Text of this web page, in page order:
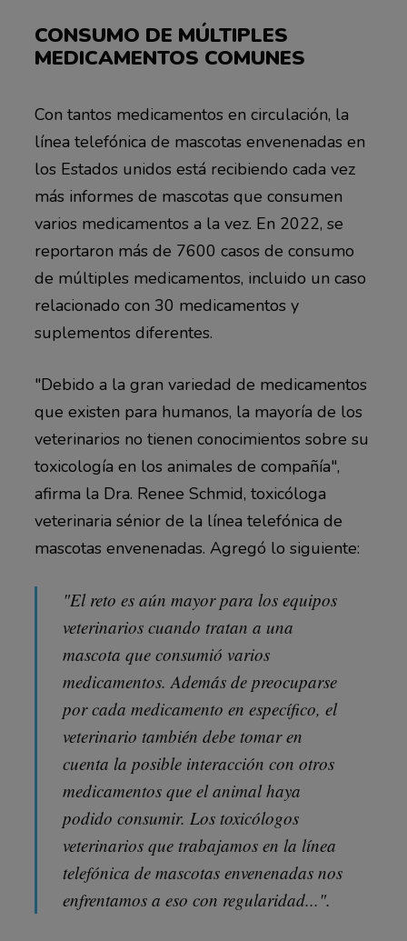
CONSUMO DE MÚLTIPLES
MEDICAMENTOS COMUNES
Con tantos medicamentos en circulación, la
línea telefónica de mascotas envenenadas en
los Estados unidos está recibiendo cada vez
más informes de mascotas que consumen
varios medicamentos a la vez. En 2022, se
reportaron más de 7600 casos de consumo
de múltiples medicamentos, incluido un caso
relacionado con 30 medicamentos y
suplementos diferentes.
"Debido a la gran variedad de medicamentos
que existen para humanos, la mayoría de los
veterinarios no tienen conocimientos sobre su
toxicología en los animales de compañía",
afirma la Dra. Renee Schmid, toxicóloga
veterinaria sénior de la línea telefónica de
mascotas envenenadas. Agregó lo siguiente:
"El reto es aún mayor para los equipos
veterinarios cuando tratan a una
mascota que consumió varios
medicamentos. Además de preocuparse
por cada medicamento en específico, el
veterinario también debe tomar en
cuenta la posible interacción con otros
medicamentos que el animal haya
podido consumir. Los toxicólogos
veterinarios que trabajamos en la línea
telefónica de mascotas envenenadas nos
enfrentamos a eso con regularidad...".